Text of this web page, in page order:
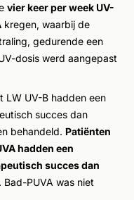
vier keer per week UV-
kregen, waarbij de
gedurende een
dosis werd aangepast
LW UV-B hadden een
succes dan
behandeld. Patiënten
hadden een
succes dan
. Bad-PUVA was niet